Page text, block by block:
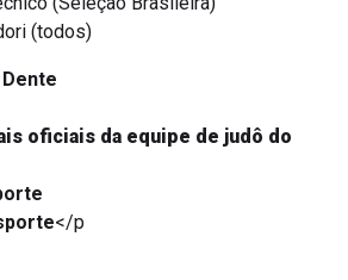
(todos)
oficiais da equipe de judô do
</p